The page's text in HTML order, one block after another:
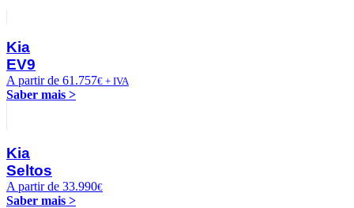
Kia
EV9
A partir de 61.757€ + IVA
Saber mais >
Kia
Seltos
A partir de 33.990€
Saber mais >